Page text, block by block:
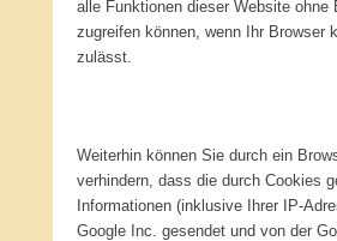
alle Funktionen dieser Website ohne
zugreifen können, wenn Ihr Browser
zulässt.
Weiterhin können Sie durch ein
verhindern, dass die durch Cookies
Informationen (inklusive Ihrer IP-
Google Inc. gesendet und von der